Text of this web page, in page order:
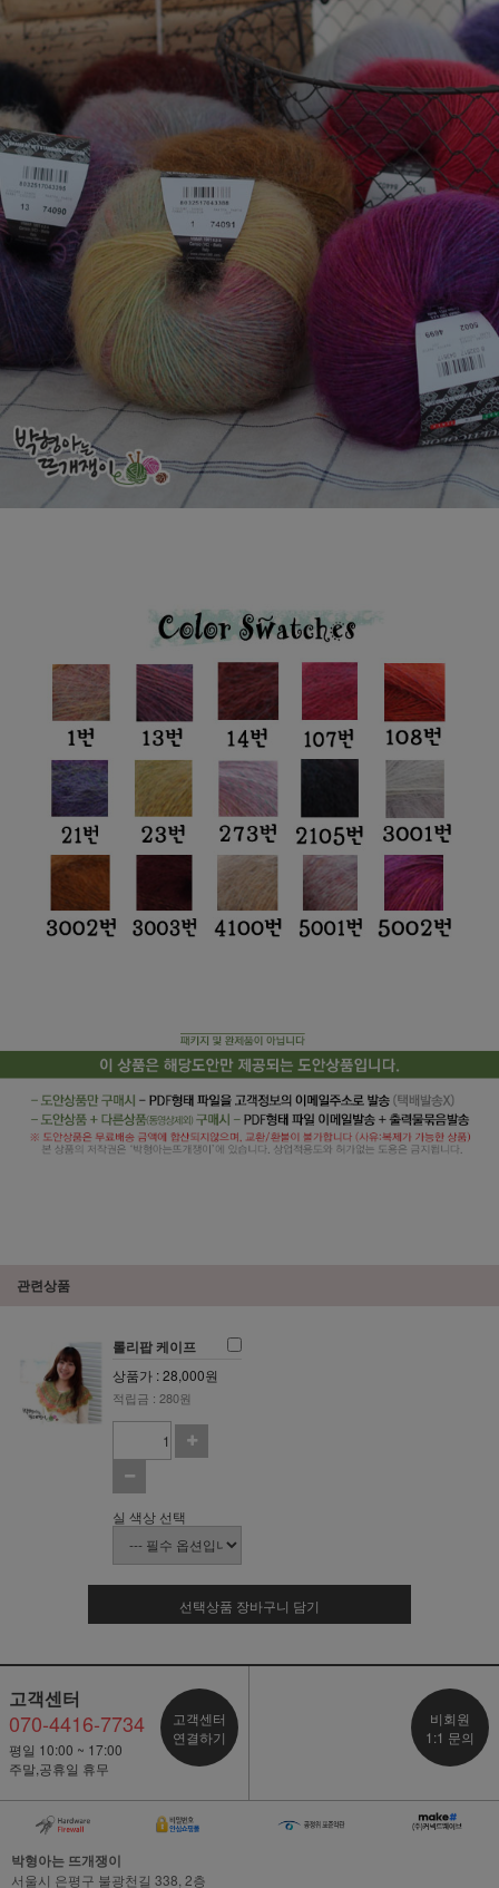
관련상품
롤리팝 케이프
상품가 : 28,000원
적립금 : 280원
실 색상 선택
선택상품 장바구니 담기
고객센터
070-4416-7734
평일 10:00 ~ 17:00
주말,공휴일 휴무
고객센터
연결하기
비회원
1:1 문의
박형아는 뜨개쟁이
서울시 은평구 불광천길 338, 2층